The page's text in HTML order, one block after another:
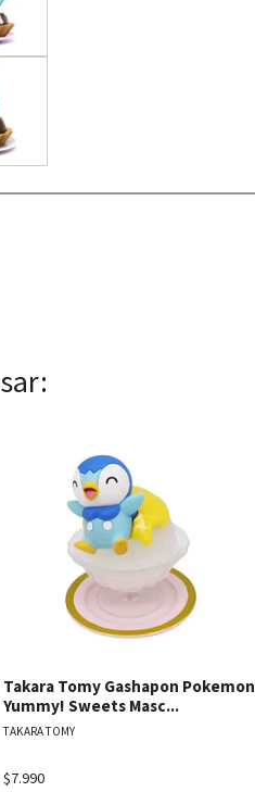
Takara Tomy Gashapon Pokemon
Yummy! Sweets Masc...
TAKARA TOMY
$7.990